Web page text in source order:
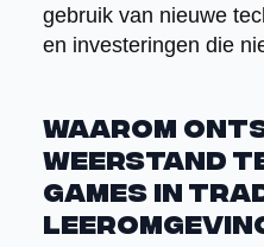
gebruik van nieuwe
en investeringen die
Waarom
weerstand
games in